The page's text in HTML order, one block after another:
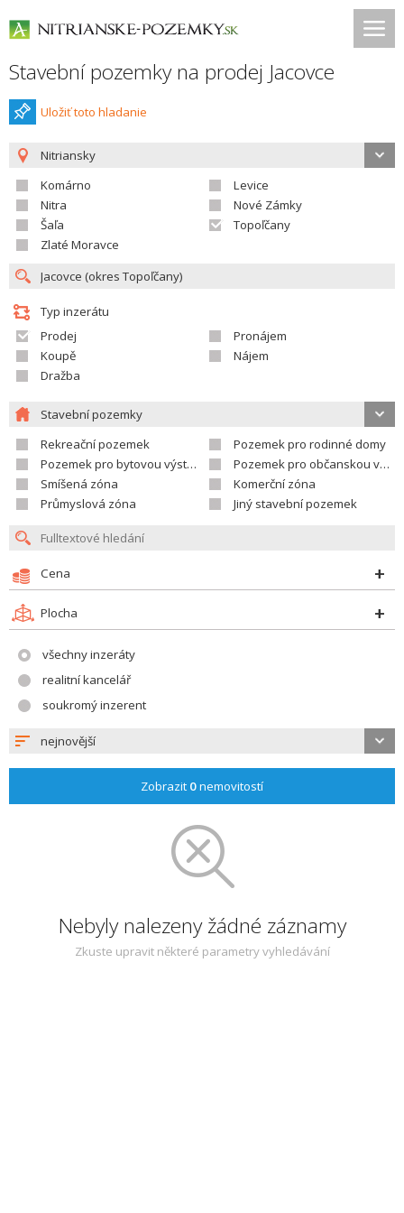
Stavební pozemky na prodej Jacovce
Uložiť toto hladanie
Nitriansky
Komárno
Levice
Nitra
Nové Zámky
Šaľa
Topoľčany
Zlaté Moravce
Typ inzerátu
Prodej
Pronájem
Koupě
Nájem
Dražba
Stavební pozemky
Rekreační pozemek
Pozemek pro rodinné domy
Pozemek pro bytovou výstavbu
Pozemek pro občanskou vybavenost
Smíšená zóna
Komerční zóna
Průmyslová zóna
Jiný stavební pozemek
Cena
Plocha
všechny inzeráty
realitní kancelář
soukromý inzerent
nejnovější
Zobrazit 0nemovitostí
Nebyly nalezeny žádné záznamy
Zkuste upravit některé parametry vyhledávání